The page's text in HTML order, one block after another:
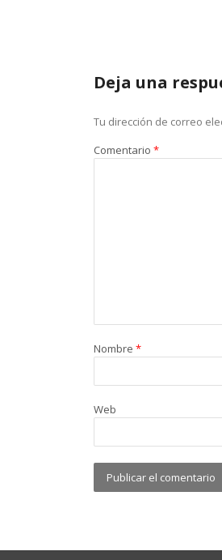
Deja una
Tu dirección de correo
Comentario *
Nombre *
Web